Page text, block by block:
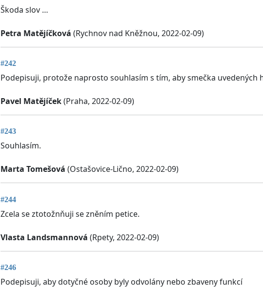
Škoda slov …
Petra Matějíčková (Rychnov nad Kněžnou, 2022-02-09)
#242
Podepisuji, protože naprosto souhlasím s tím, aby smečka
Pavel Matějíček(Praha, 2022-02-09)
#243
Souhlasím.
Marta Tomešová (Ostašovice-Lično, 2022-02-09)
#244
Zcela se ztotožnňuji se zněním petice.
Vlasta Landsmannová (Rpety, 2022-02-09)
#246
Podepisuji, aby dotyčné osoby byly odvolány nebo zbaveny funkcí